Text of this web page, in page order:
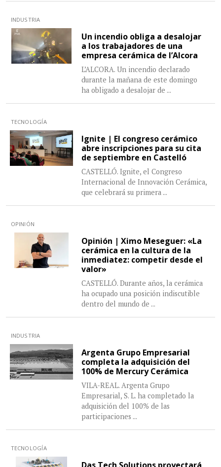
INDUSTRIA
Un incendio obliga a desalojar
a los trabajadores de una
empresa cerámica de l’Alcora
L’ALCORA. Un incendio declarado
durante la mañana de este domingo
ha obligado a desalojar de ...
TECNOLOGÍA
Ignite | El congreso cerámico
abre inscripciones para su cita
de septiembre en Castelló
CASTELLÓ. Ignite, el Congreso
Internacional de Innovación Cerámica,
que celebrará su primera ...
OPINIÓN
Opinión | Ximo Meseguer: «La
cerámica en la cultura de la
inmediatez: competir desde el
valor»
CASTELLÓ. Durante años, la cerámica
ha ocupado una posición indiscutible
dentro del mundo de ...
INDUSTRIA
Argenta Grupo Empresarial
completa la adquisición del
100% de Mercury Cerámica
VILA-REAL. Argenta Grupo
Empresarial, S. L. ha completado la
adquisición del 100% de las
participaciones ...
TECNOLOGÍA